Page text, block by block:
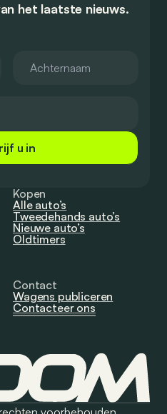
het laatste nieuws.
u in
Kopen
Alle auto’s
Tweedehands auto’s
Nieuwe auto’s
Oldtimers
Contact
Wagens publiceren
Contacteer ons